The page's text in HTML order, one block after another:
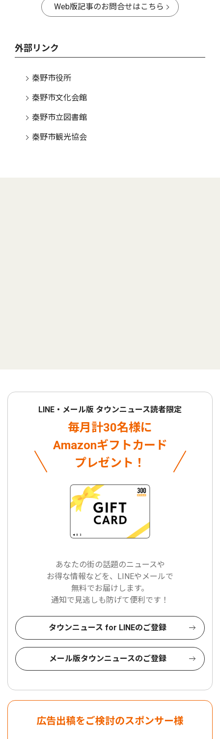
Web版記事のお問合せはこちら
外部リンク
秦野市役所
秦野市文化会館
秦野市立図書館
秦野市観光協会
LINE・メール版 タウンニュース読者限定
毎月計30名様に
Amazonギフトカード
プレゼント！
あなたの街の話題のニュースや
お得な情報などを、LINEやメールで
無料でお届けします。
通知で見逃しも防げて便利です！
タウンニュース for LINEのご登録
メール版タウンニュースのご登録
広告出稿をご検討のスポンサー様